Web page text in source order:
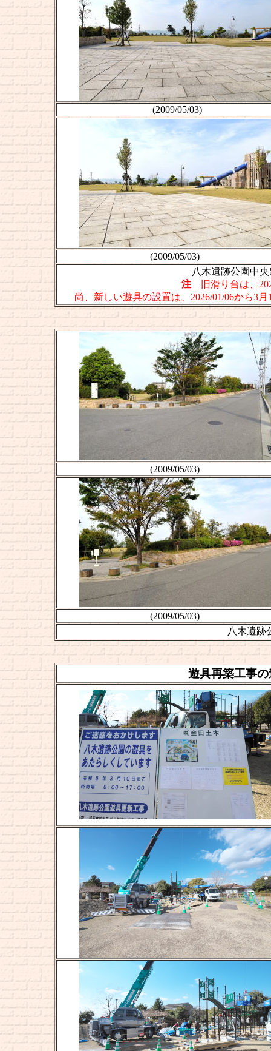
(2009/05/03)
(2009/05/03)
八木遺跡公園中
注 旧滑り台は、
尚、新しい遊具の設置は、2026/01/06から3
(2009/05/03)
(2009/05/03)
八木遺跡
遊具再築工事の